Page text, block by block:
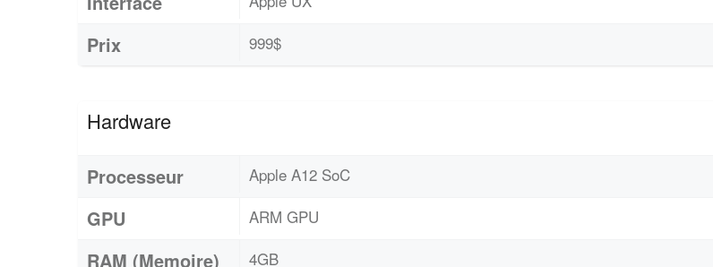
Prix 999$
Hardware
Processeur Apple A12 SoC
GPU ARM GPU
RAM (Memoire) 4GB